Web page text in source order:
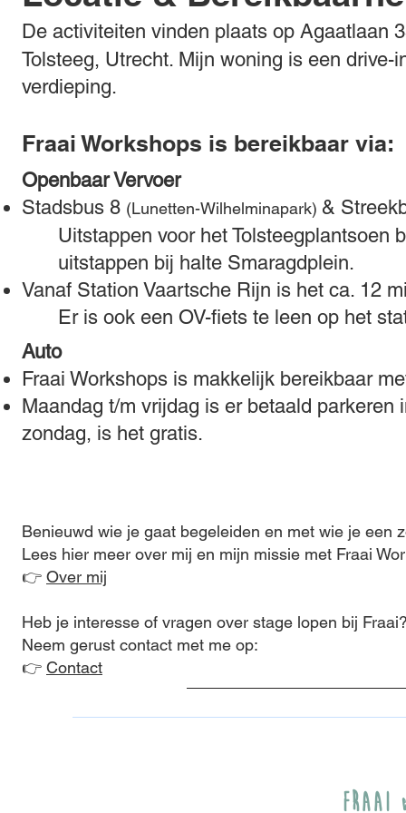
De activiteiten vinden plaats op Agaatlaan
Tolsteeg, Utrecht. Mijn woning is een
verdieping.
Fraai Workshops is bereikbaar via:
Openbaar Vervoer
Stadsbus 8 (Lunetten-Wilhelminapark) &
Uitstappen voor het Tolsteegplantsoen
uitstappen bij halte Smaragdplein.
Vanaf Station Vaartsche Rijn is het ca. 12
Er is ook een OV-fiets te leen op het
Auto
Fraai Workshops is makkelijk bereikbaar
Maandag t/m vrijdag is er betaald
zondag, is het gratis.
Benieuwd wie je gaat begeleiden en met wie je een
Lees hier meer over mij en mijn missie met Fraai
👉 Over mij
Heb je interesse of vragen over stage lopen bij
Neem gerust contact met me op:
👉 Contact
Fraai